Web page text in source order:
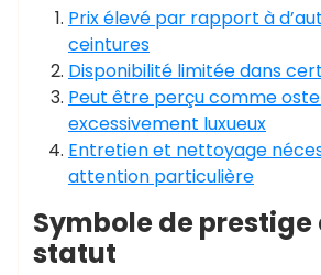
Prix élevé par rapport à
ceintures
Disponibilité limitée dans
Peut être perçu comme
excessivement luxueux
Entretien et nettoyage
attention particulière
Symbole de prestige
statut